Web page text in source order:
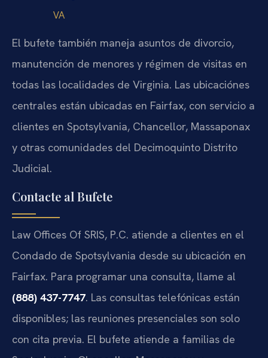
VA
El bufete también maneja asuntos de divorcio,
manutención de menores y régimen de visitas en
todas las localidades de Virginia. Las ubicaciónes
centrales están ubicadas en Fairfax, con servicio a
clientes en Spotsylvania, Chancellor, Massaponax
y otras comunidades del Decimoquinto Distrito
Judicial.
Contacte al Bufete
Law Offices Of SRIS, P.C. atiende a clientes en el
Condado de Spotsylvania desde su ubicación en
Fairfax. Para programar una consulta, llame al
(888) 437-7747. Las consultas telefónicas están
disponibles; las reuniones presenciales son solo
con cita previa. El bufete atiende a familias de